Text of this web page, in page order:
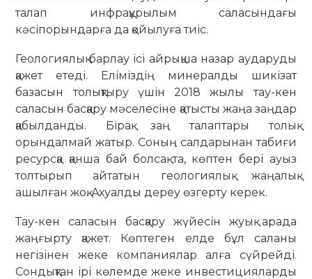
талап инфрақұрылым саласындағы
кәсіпорындарға да қойылуға тиіс.
Геологиялық барлау ісі айрықша назар аударуды
қажет етеді. Еліміздің минералды шикізат
базасын толықтыру үшін 2018 жылы тау-кен
саласын басқару мәселесіне қатысты жаңа заңдар
қабылданды. Бірақ заң талаптары толық
орындалмай жатыр. Соның салдарынан табиғи
ресурсқа қанша бай болсақ та, көптен бері ауыз
толтырып айтатын геологиялық жаңалық
ашылған жоқ. Ахуалды дереу өзгерту керек.
Тау-кен саласын басқару жүйесін жуық арада
жаңғырту қажет. Көптеген елде бұл саланы
негізінен жеке компаниялар алға сүйрейді.
Сондықтан ірі көлемде жеке инвестицияларды